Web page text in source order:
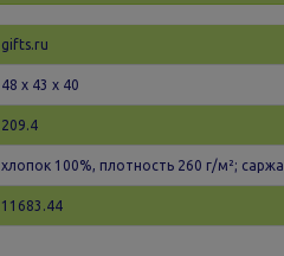
gifts.ru
48 х 43 x 40
209.4
хлопок 100%, плотность 260 г/м²; саржа
11683.44